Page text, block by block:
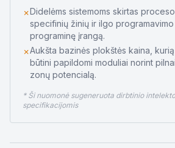
✗Didelėms sistemoms skirtas
specifinių žinių ir ilgo
programinę įrangą.
✗Aukšta bazinės plokštės kaina,
būtini papildomi moduliai norint
zonų potencialą.
* Ši nuomonė sugeneruota dirbtinio
specifikacijomis